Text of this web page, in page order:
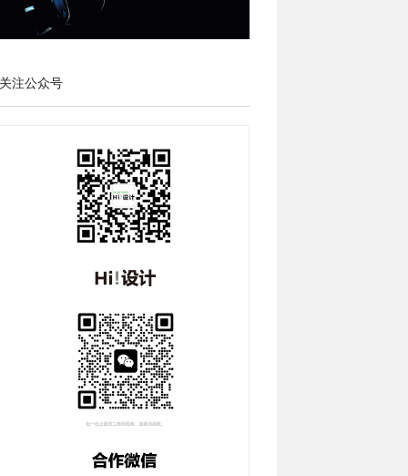
注公众号